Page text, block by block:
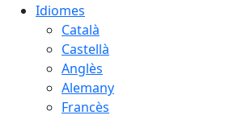
Idiomes
Català
Castellà
Anglès
Alemany
Francès